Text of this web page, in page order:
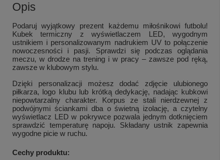
Opis
Podaruj wyjątkowy prezent każdemu miłośnikowi futbolu!
Kubek termiczny z wyświetlaczem LED, wygodnym
ustnikiem i personalizowanym nadrukiem UV to połączenie
nowoczesności i pasji. Sprawdzi się podczas oglądania
meczu, w drodze na trening i w pracy – zawsze pod ręką,
zawsze w klubowym stylu.
Dzięki personalizacji możesz dodać zdjęcie ulubionego
piłkarza, logo klubu lub krótką dedykację, nadając kubkowi
niepowtarzalny charakter. Korpus ze stali nierdzewnej z
podwójnymi ściankami dba o świetną izolację, a czytelny
wyświetlacz LED w pokrywce pozwala jednym dotknięciem
sprawdzić temperaturę napoju. Składany ustnik zapewnia
wygodne picie w ruchu.
Cechy produktu: